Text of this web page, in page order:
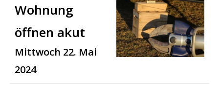
Wohnung
öffnen akut
Mittwoch 22. Mai
2024